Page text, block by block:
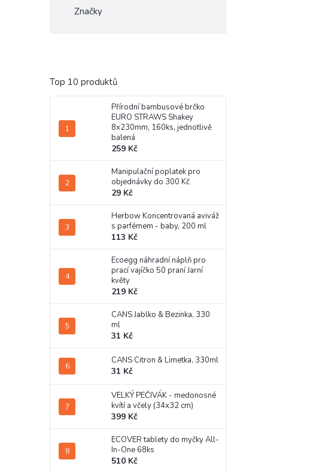
Značky
Top 10 produktů
Přírodní bambusové brčko
EURO STRAWS Shakey
8x230mm, 160ks, jednotlivě
balená
259 Kč
Manipulační poplatek pro
objednávky do 300 Kč
29 Kč
Herbow Koncentrovaná aviváž
s parfémem - baby, 200 ml
113 Kč
Ecoegg náhradní náplň pro
prací vajíčko 50 praní Jarní
květy
219 Kč
CANS Jablko & Bezinka, 330
ml
31 Kč
CANS Citron & Limetka, 330ml
31 Kč
VELKÝ PEČIVÁK - medonosné
kvítí a včely (34x32 cm)
399 Kč
ECOVER tablety do myčky All-
In-One 68ks
510 Kč